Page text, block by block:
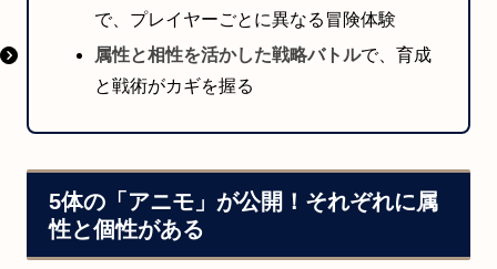
で、プレイヤーごとに異なる冒険体験
属性と相性を活かした戦略バトルで、育成
と戦術がカギを握る
5体の「アニモ」が公開！それぞれに属
性と個性がある